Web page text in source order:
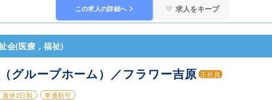
この求人の詳細へ 求人をキープ
会(医療，福祉)
グループホーム）／フラワー吉原 正社員
週休2日制 車通勤可